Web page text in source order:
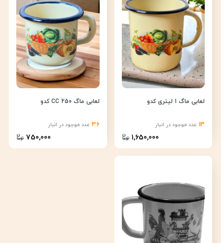
13 عدد موجود در انبار
لعابی ماگ 1 لیتری کدو
1,650,000
36 عدد موجود در انبار
لعابی ماگ 250 CC کدو
750,000